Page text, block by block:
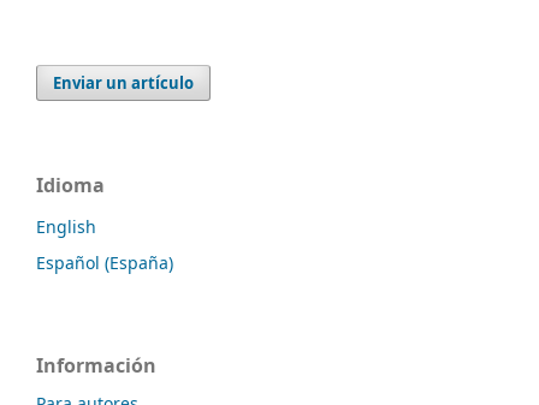
Enviar un artículo
Idioma
English
Español (España)
Información